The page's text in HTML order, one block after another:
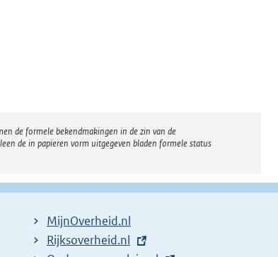
de formele bekendmakingen in de zin van de
de in papieren vorm uitgegeven bladen formele status
MijnOverheid.nl
E
Rijksoverheid.nl